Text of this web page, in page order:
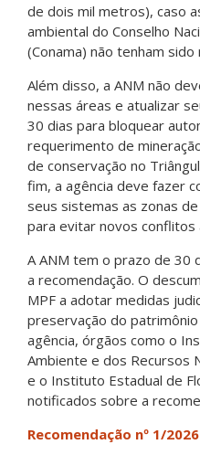
de dois mil metros), caso
ambiental do Conselho
(Conama) não tenham
Além disso, a ANM não
nessas áreas e atualizar
30 dias para bloquear
requerimento de
de conservação no
fim, a agência deve fazer
seus sistemas as zonas
para evitar novos conflitos
A ANM tem o prazo de 30
a recomendação. O
MPF a adotar medidas
preservação do
agência, órgãos como o
Ambiente e dos Recursos
e o Instituto Estadual de
notificados sobre a
Recomendação nº 1/2026